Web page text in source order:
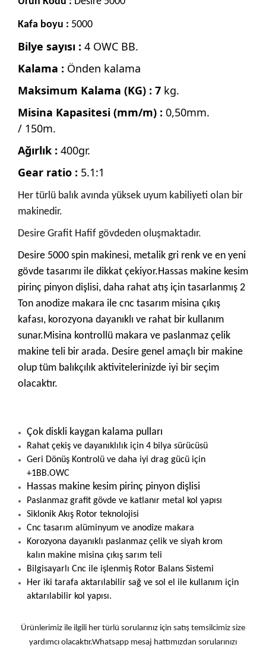
Kafa boyu : 5000
Bilye sayısı : 4 OWC BB.
Kalama : Önden kalama
Maksimum Kalama (KG) : 7 kg.
Misina Kapasitesi (mm/m) : 0,50mm.
/ 150m.
Ağırlık : 400gr.
Gear ratio : 5.1:1
Her türlü balık avında yüksek uyum kabiliyeti olan bir
makinedir.
Desire Grafit Hafif gövdeden oluşmaktadır.
Desire 5000 spin makinesi, metalik gri renk ve en yeni
gövde tasarımı ile dikkat çekiyor.Hassas makine kesim
pirinç pinyon dişlisi, daha rahat atış için tasarlanmış 2
Ton anodize makara ile cnc tasarım misina çıkış
kafası, korozyona dayanıklı ve rahat bir kullanım
sunar.Misina kontrollü makara ve paslanmaz çelik
makine teli bir arada. Desire genel amaçlı bir makine
olup tüm balıkçılık aktivitelerinizde iyi bir seçim
olacaktır.
Çok diskli kaygan kalama pulları
Rahat çekiş ve dayanıklılık için 4 bilya sürücüsü
Geri Dönüş Kontrolü ve daha iyi drag gücü için
+1BB.OWC
Hassas makine kesim pirinç pinyon dişlisi
Paslanmaz grafit gövde ve katlanır metal kol yapısı
Siklonik Akış Rotor teknolojisi
Cnc tasarım alüminyum ve anodize makara
Korozyona dayanıklı paslanmaz çelik ve siyah krom
kalın makine misina çıkış sarım teli
Bilgisayarlı Cnc ile işlenmiş Rotor Balans Sistemi
Her iki tarafa aktarılabilir sağ ve sol el ile kullanım için
aktarılabilir kol yapısı.
Ürünlerimiz ile ilgili her türlü sorularınız için satış temsilcimiz size
yardımcı olacaktır.Whatsapp mesaj hattımızdan sorularınızı